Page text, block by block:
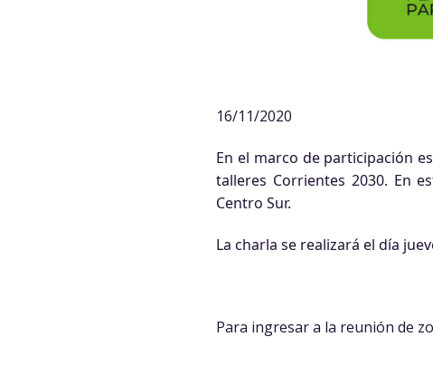
16/11/2020
En el marco de participación
talleres Corrientes 2030. En
Centro Sur.
La charla se realizará el día
Para ingresar a la reunión de